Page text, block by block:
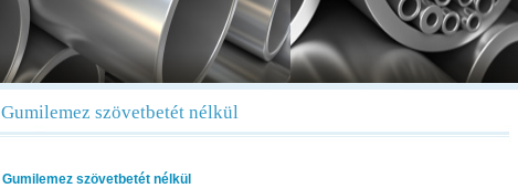
Gumilemez szövetbetét nélkül
Gumilemez szövetbetét nélkül